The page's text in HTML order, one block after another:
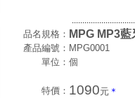
品名規格： MPG MP3
產品編號： MPG0001
單位： 個
特價： 1090元 ＊